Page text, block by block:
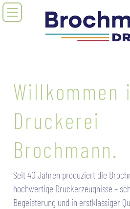
Willkommen
Druckerei
Brochmann.
Seit 40 Jahren produziert die
hochwertige Druckerzeugnisse –
Begeisterung und in erstklassiger